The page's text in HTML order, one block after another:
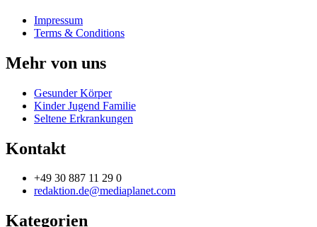
Impressum
Terms & Conditions
Mehr von uns
Gesunder Körper
Kinder Jugend Familie
Seltene Erkrankungen
Kontakt
+49 30 887 11 29 0
redaktion.de@mediaplanet.com
Kategorien